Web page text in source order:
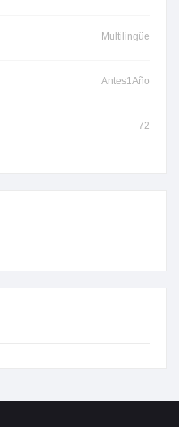
Multilingüe
Antes1Año
72